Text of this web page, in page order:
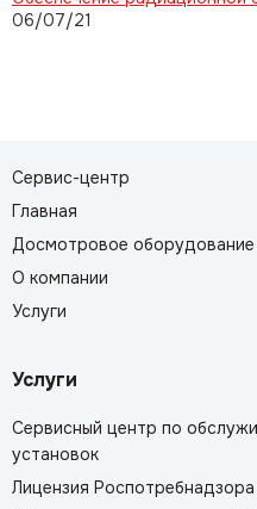
06/07/21
Сервис-центр
Главная
Досмотровое оборудование
О компании
Услуги
Услуги
Сервисный центр по
установок
Лицензия